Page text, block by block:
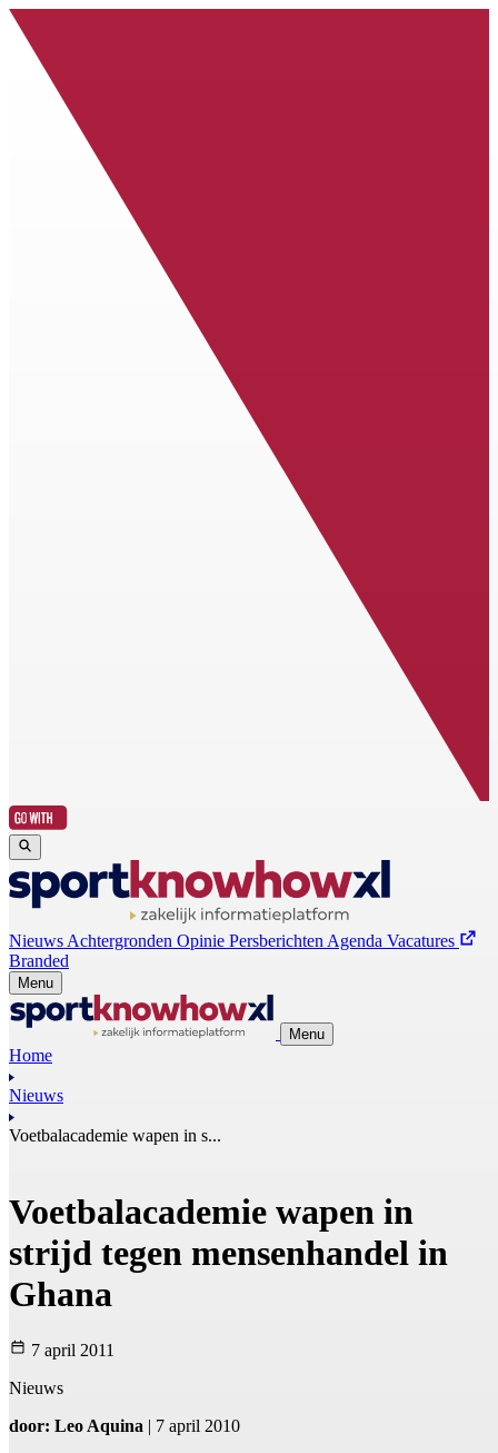
Nieuws Achtergronden Opinie Persberichten Agenda Vacatures
Branded
Menu
Menu
Home
Nieuws
Voetbalacademie wapen in s...
Voetbalacademie wapen in
strijd tegen mensenhandel in
Ghana
7 april 2011
Nieuws
door: Leo Aquina | 7 april 2010